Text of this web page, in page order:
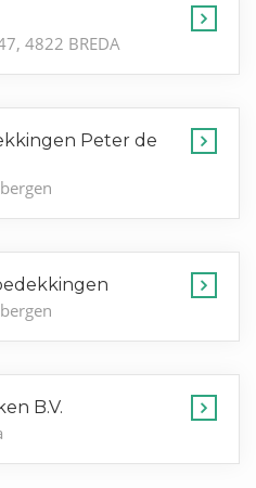
4822 BREDA
Peter de
B.V.